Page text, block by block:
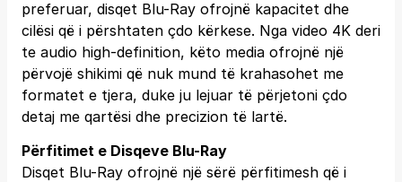
preferuar, disqet Blu-Ray ofrojnë kapacitet dhe
cilësi që i përshtaten çdo kërkese. Nga video 4K deri
te audio high-definition, këto media ofrojnë një
përvojë shikimi që nuk mund të krahasohet me
formatet e tjera, duke ju lejuar të përjetoni çdo
detaj me qartësi dhe precizion të lartë.
Përfitimet e Disqeve Blu-Ray
Disqet Blu-Ray ofrojnë një sërë përfitimesh që i